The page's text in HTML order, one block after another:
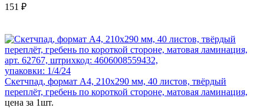
151 ₽
арт. 62767, штрихкод: 4606008559432,
упаковки: 1/4/24
Скетчпад, формат А4, 210х290 мм, 40 листов, твёрдый
переплёт, гребень по короткой стороне, матовая ламинация,
цена за 1шт.